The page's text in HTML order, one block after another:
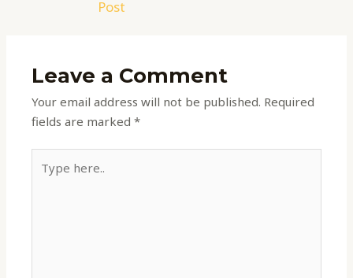
Post
Leave a Comment
Your email address will not be published. Required
fields are marked*
here..